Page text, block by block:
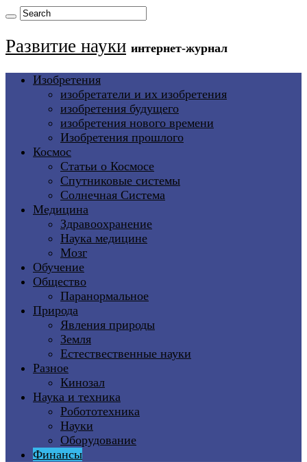
Развитие науки интернет-журнал
Изобретения
изобретатели и их изобретения
изобретения будущего
изобретения нового времени
Изобретения прошлого
Космос
Статьи о Космосе
Спутниковые системы
Солнечная Система
Медицина
Здравоохранение
Наука медицине
Мозг
Обучение
Общество
Паранормальное
Природа
Явления природы
Земля
Естествественные науки
Разное
Кинозал
Наука и техника
Робототехника
Науки
Оборудование
Финансы